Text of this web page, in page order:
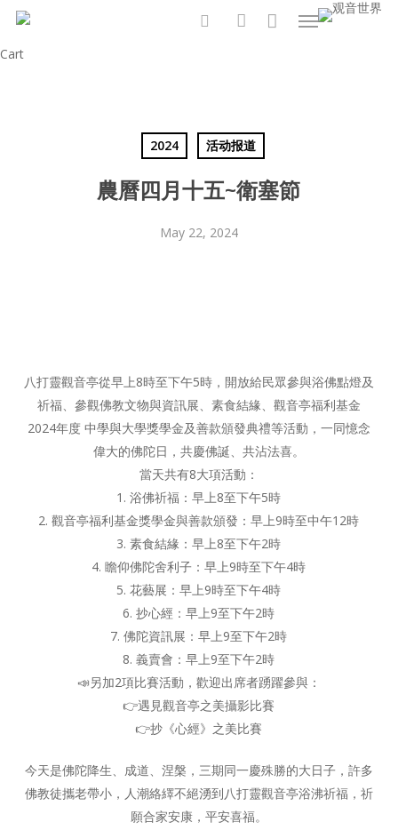
Skip
main
Menu
CartClose
2024 活动报道
農曆四月十五~衛塞節
May 22, 2024
八打靈觀音亭從早上8時至下午5時，開放給民眾參與浴佛點燈及
祈福、參觀佛教文物與資訊展、素食結緣、觀音亭福利基金
2024年度 中學與大學獎學金及善款頒發典禮等活動，一同憶念
偉大的佛陀日，共慶佛誕、共沾法喜。
當天共有8大項活動：
1. 浴佛祈福：早上8至下午5時
2. 觀音亭福利基金獎學金與善款頒發：早上9時至中午12時
3. 素食結緣：早上8至下午2時
4. 瞻仰佛陀舍利子：早上9時至下午4時
5. 花藝展：早上9時至下午4時
6. 抄心經：早上9至下午2時
7. 佛陀資訊展：早上9至下午2時
8. 義賣會：早上9至下午2時
📣另加2項比賽活動，歡迎出席者踴躍參與：
👉遇見觀音亭之美攝影比賽
👉抄《心經》之美比賽
今天是佛陀降生、成道、涅槃，三期同一慶殊勝的大日子，許多
佛教徒攜老帶小，人潮絡繹不絕湧到八打靈觀音亭浴沸祈福，祈
願合家安康，平安喜福。